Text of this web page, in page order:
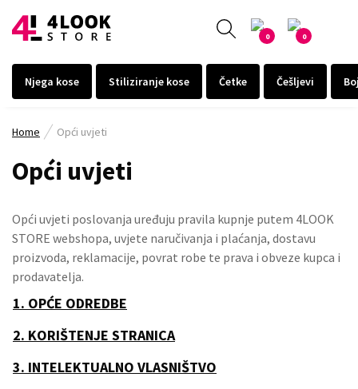
0 0
Njega kose Stiliziranje kose Četke Češljevi
Home Opći uvjeti
Opći uvjeti
Opći uvjeti poslovanja uređuju pravila kupnje putem 4LOOK
STORE webshopa, uvjete naručivanja i plaćanja, dostavu
proizvoda, reklamacije, povrat robe te prava i obveze kupca i
prodavatelja.
1. OPĆE ODREDBE
2. KORIŠTENJE STRANICA
3. INTELEKTUALNO VLASNIŠTVO